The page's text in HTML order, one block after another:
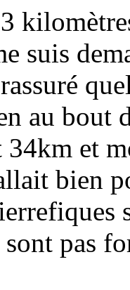
suis
au bout
et
bien
sont pas